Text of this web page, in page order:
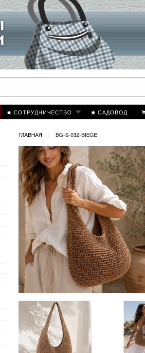
СОТРУДНИЧЕСТВО САДОВОД
ГЛАВНАЯ BG-S-032-BIEGE